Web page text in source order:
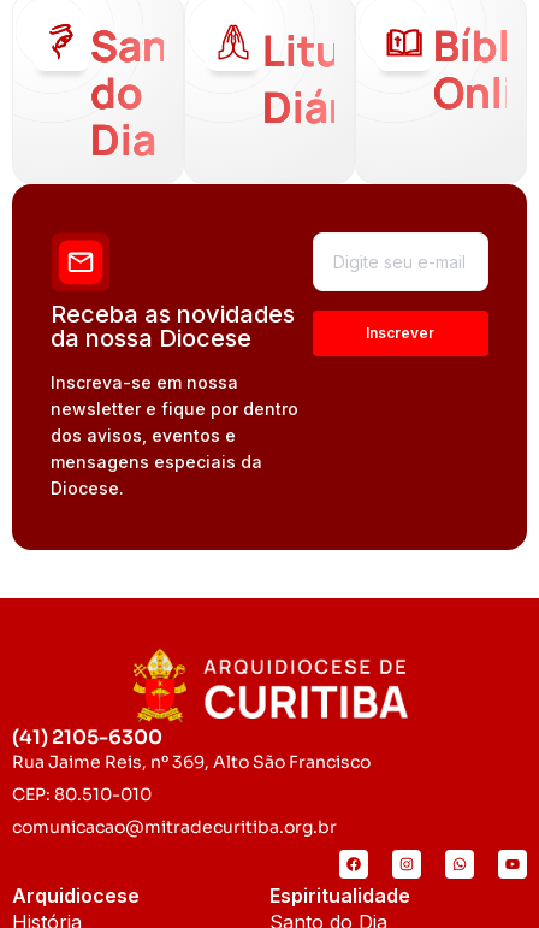
Santo
do
Dia
Liturgia
Diária
Receba as novidades
da nossa Diocese
Inscreva-se em nossa
newsletter e fique por dentro
dos avisos, eventos e
mensagens especiais da
Diocese.
(41) 2105-6300
Rua Jaime Reis, nº 369, Alto São Francisco
CEP: 80.510-010
comunicacao@mitradecuritiba.org.br
Arquidiocese
História
Espiritualidade
Santo do Dia